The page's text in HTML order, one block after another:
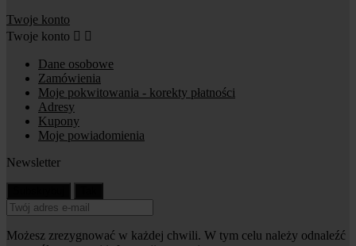
Twoje konto
Twoje konto  
Dane osobowe
Zamówienia
Moje pokwitowania - korekty płatności
Adresy
Kupony
Moje powiadomienia
Newsletter
Możesz zrezygnować w każdej chwili. W tym celu należy odnaleźć